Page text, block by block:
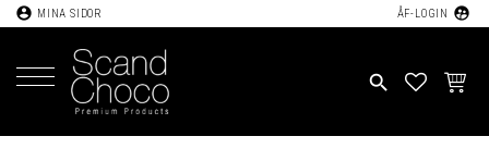
account_circle MINA SIDOR ÅF-LOGIN supervised_user_circle
search